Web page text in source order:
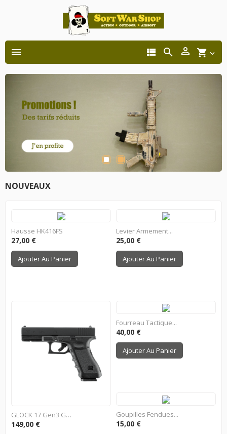
 shopping_cart 



NOUVEAUX
Hausse HK416FS
27,00 €Prix
Ajouter Au Panier
Levier Armement...
25,00 €Prix
Ajouter Au Panier
GLOCK 17 Gen3 Gaz...
149,00 €Prix
Fourreau Tactique...
40,00 €Prix
Ajouter Au Panier
Goupilles Fendues...
15,00 €Prix